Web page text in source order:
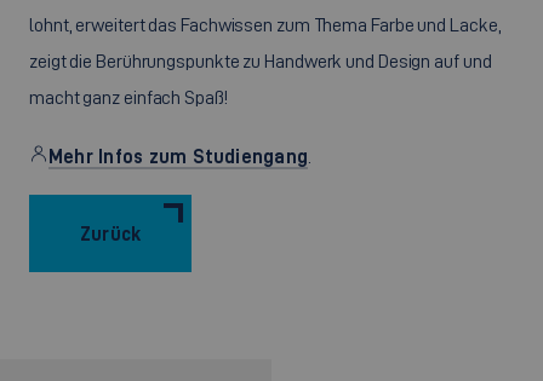
lohnt, erweitert das Fachwissen zum Thema Farbe und Lacke,
zeigt die Berührungspunkte zu Handwerk und Design auf und
macht ganz einfach Spaß!
Mehr Infos zum Studiengang
Zurück